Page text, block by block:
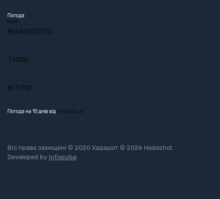
Погода
Київ
вологість:
тиск:
вітер:
Погода на 10 днів від sinoptik.ua
Всі права захищені © 2020 Хадашот © 2026 Hadashot
Developed by Infopulse